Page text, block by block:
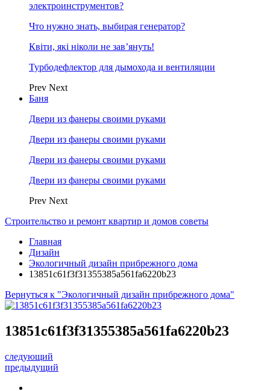
электроинструментов?
Что нужно знать, выбирая генератор?
Квіти, які ніколи не зав’януть!
Турбодефлектор для дымохода и вентиляции
Prev Next
Баня
Двери из фанеры своими руками
Двери из фанеры своими руками
Двери из фанеры своими руками
Двери из фанеры своими руками
Prev Next
Строительство и ремонт квартир и домов советы
Главная
Дизайн
Экологичный дизайн прибрежного дома
13851c61f3f31355385a561fa6220b23
Вернуться к "Экологичный дизайн прибрежного дома"
13851c61f3f31355385a561fa6220b23
следующий
предыдущий